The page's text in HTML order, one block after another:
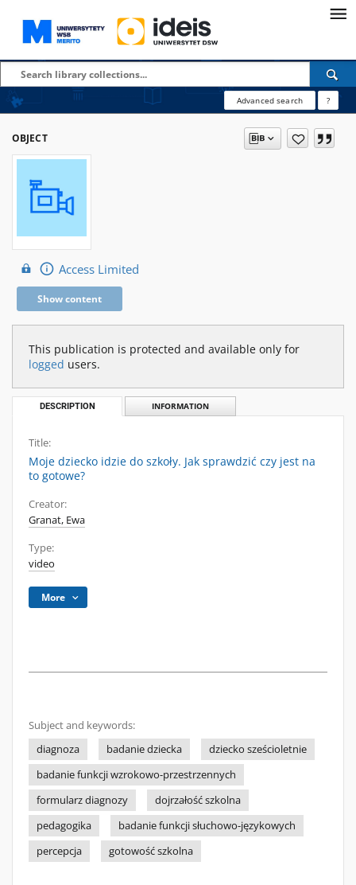
Advanced search ?
OBJECT
Access Limited
Show content
This publication is protected and available only for
logged users.
DESCRIPTION INFORMATION
Title:
Moje dziecko idzie do szkoły. Jak sprawdzić czy jest na
to gotowe?
Creator:
Granat, Ewa
Type:
video
More
Subject and keywords:
diagnoza
badanie dziecka
dziecko sześcioletnie
badanie funkcji wzrokowo-przestrzennych
formularz diagnozy
dojrzałość szkolna
pedagogika
badanie funkcji słuchowo-językowych
percepcja
gotowość szkolna